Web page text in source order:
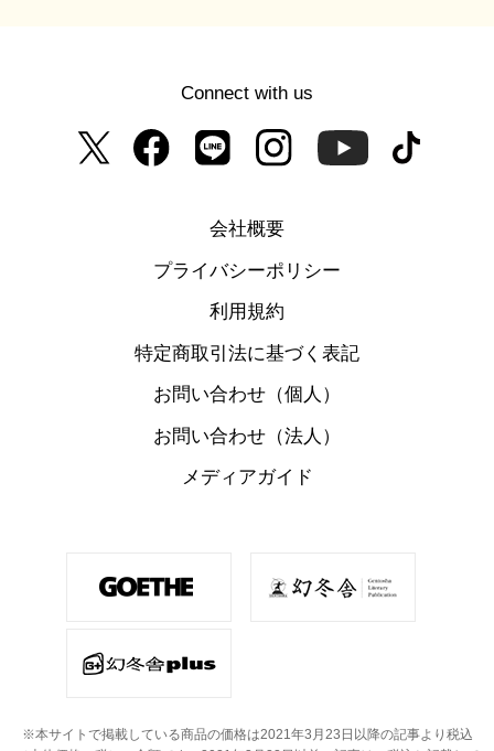
Connect with us
会社概要
プライバシーポリシー
利用規約
特定商取引法に基づく表記
お問い合わせ（個人）
お問い合わせ（法人）
メディアガイド
※本サイトで掲載している商品の価格は2021年3月23日以降の記事より税込